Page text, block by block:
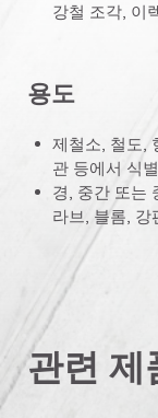
강철 조각, 이
용도
제철소, 철도,
관 등에서 식
경, 중간 또는
라브, 블롬, 강
관련 제